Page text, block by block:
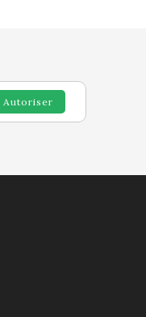
Autoriser